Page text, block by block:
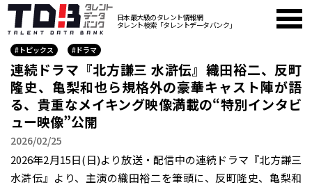
日本最大級のタレント情報網
タレント検索「タレントデータバンク」
#トピックス #ドラマ
連続ドラマ『北方謙三 水滸伝』織田裕二、反町
隆史、亀梨和也ら規格外の豪華キャスト陣が語
る、貴重なメイキング映像満載の“特別インタビ
ュー映像”公開
2026/02/25
2026年2月15日(日)より放送・配信中の連続ドラマ『北方謙三
水滸伝』より、主演の織田裕二を筆頭に、反町隆史、亀梨和